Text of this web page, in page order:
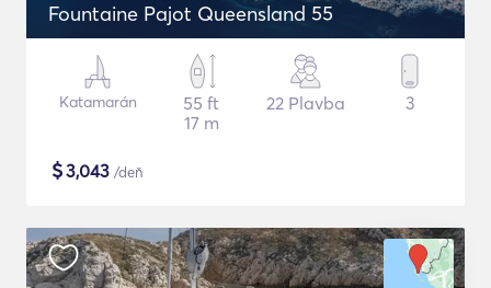
Fountaine Pajot Queensland 55
Katamarán
55 ft
17 m
22 Plavba 3
$3,043 /deň